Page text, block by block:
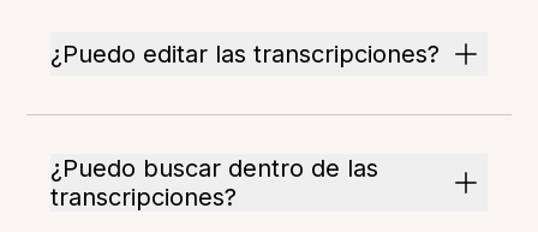
¿Puedo editar las transcripciones?
¿Puedo buscar dentro de las
transcripciones?